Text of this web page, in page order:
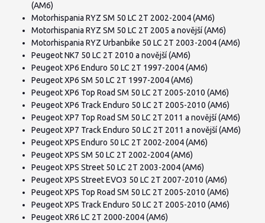
(AM6)
Motorhispania RYZ SM 50 LC 2T 2002-2004 (AM6)
Motorhispania RYZ SM 50 LC 2T 2005 a novější (AM6)
Motorhispania RYZ Urbanbike 50 LC 2T 2003-2004 (AM6)
Peugeot NK7 50 LC 2T 2010 a novější (AM6)
Peugeot XP6 Enduro 50 LC 2T 1997-2004 (AM6)
Peugeot XP6 SM 50 LC 2T 1997-2004 (AM6)
Peugeot XP6 Top Road SM 50 LC 2T 2005-2010 (AM6)
Peugeot XP6 Track Enduro 50 LC 2T 2005-2010 (AM6)
Peugeot XP7 Top Road SM 50 LC 2T 2011 a novější (AM6)
Peugeot XP7 Track Enduro 50 LC 2T 2011 a novější (AM6)
Peugeot XPS Enduro 50 LC 2T 2002-2004 (AM6)
Peugeot XPS SM 50 LC 2T 2002-2004 (AM6)
Peugeot XPS Street 50 LC 2T 2003-2004 (AM6)
Peugeot XPS Street EVO3 50 LC 2T 2007-2010 (AM6)
Peugeot XPS Top Road SM 50 LC 2T 2005-2010 (AM6)
Peugeot XPS Track Enduro 50 LC 2T 2005-2010 (AM6)
Peugeot XR6 LC 2T 2000-2004 (AM6)